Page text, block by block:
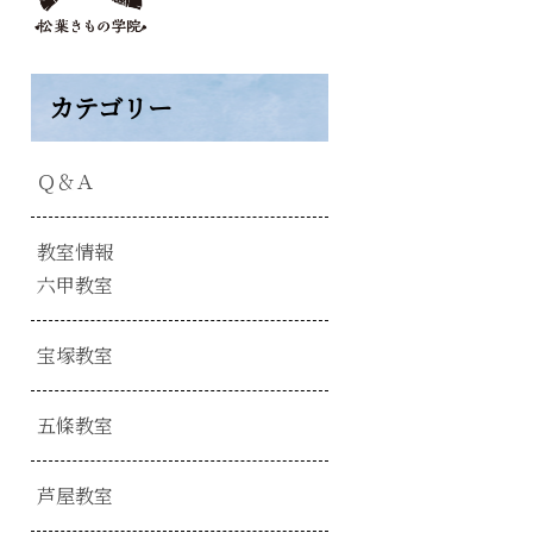
カテゴリー
Ｑ＆Ａ
教室情報
六甲教室
宝塚教室
五條教室
芦屋教室